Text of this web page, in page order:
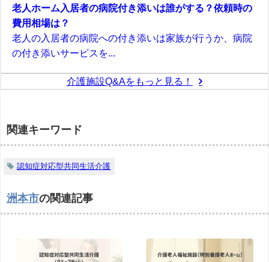
老人ホーム入居者の病院付き添いは誰がする？依頼時の
費用相場は？
老人の入居者の病院への付き添いは家族が行うか、病院
の付き添いサービスを...
介護施設Q&Aをもっと見る！
関連キーワード
認知症対応型共同生活介護
洲本市の関連記事